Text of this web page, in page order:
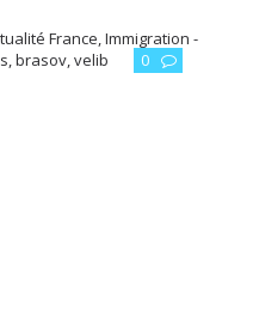
France,Immigration -
,brasov,velib 0